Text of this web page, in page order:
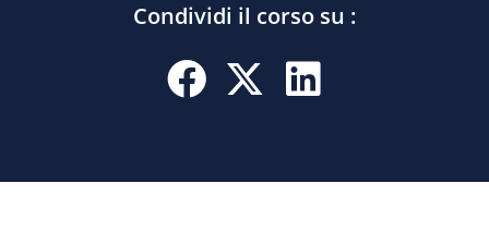
Condividi il corso su :